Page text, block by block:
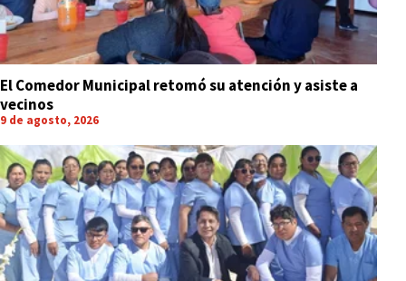
El Comedor Municipal retomó su atención y asiste a
vecinos
9 de agosto, 2026